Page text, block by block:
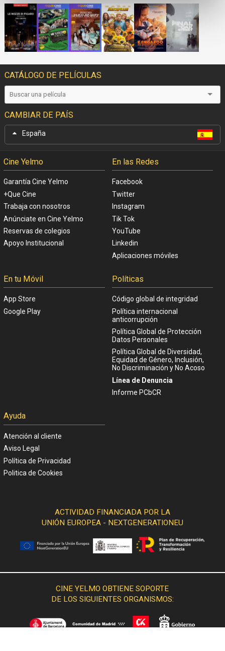
CATÁLOGO DE PELÍCULAS
CAMBIAR DE PAÍS
España
Cine Yelmo
Garantía Cine Yelmo
+Que Cine
Trabaja con nosotros
Anúnciate en Cine Yelmo
Reservas de colegios
Apoyo Institucional
En las Redes
Facebook
Twitter
Instagram
Tik Tok
YouTube
Linkedin
Aplicaciones móviles
En tu Móvil
App Store
Google Play
Políticas
Código global de integridad
Política internacional
anticorrupción
Política Global de Protección
Datos Personales
Política Global de Diversidad,
Equidad de Género, Inclusión,
No Discriminación y No Acoso
Línea de Denuncia
Informe PCbCR
Ayuda
Atención al cliente
Aviso Legal
Política de Privacidad
Politica de Cookies
ACTIVIDAD FINANCIADA POR LA
UNIÓN EUROPEA - NEXTGENERATIONEU
CINE YELMO OBTIENE SOPORTE
DE LOS SIGUIENTES ORGANISMOS: